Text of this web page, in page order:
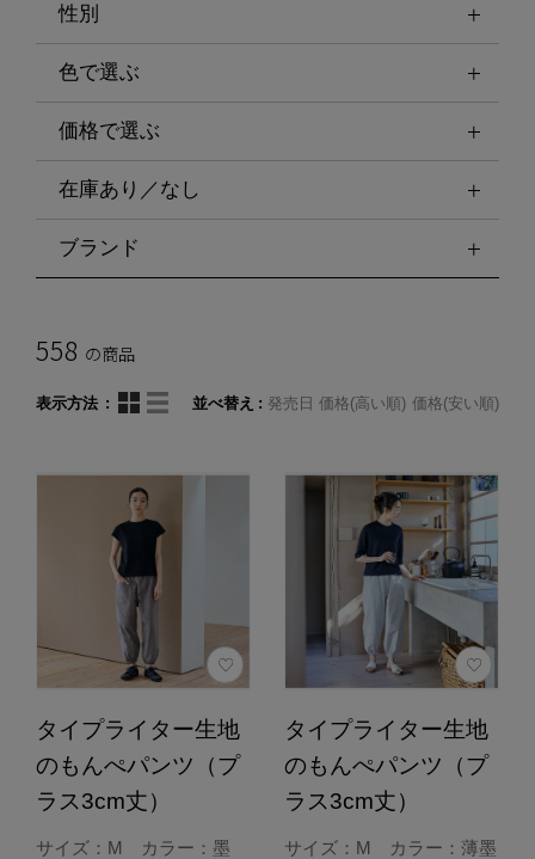
性別
色で選ぶ
価格で選ぶ
在庫あり／なし
ブランド
558 の商品
表示方法 並べ替え 発売日 価格(高い順) 価格(安い順)
タイプライター生地
のもんぺパンツ（プ
ラス3cm丈）
サイズ：M カラー：墨
タイプライター生地
のもんぺパンツ（プ
ラス3cm丈）
サイズ：M カラー：薄墨